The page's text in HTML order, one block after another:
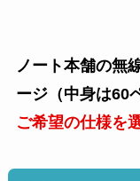
ノート本舗の無
ージ（中身は60
ご希望の仕様を